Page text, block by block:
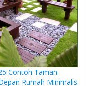
Contoh Taman
Rumah Minimalis